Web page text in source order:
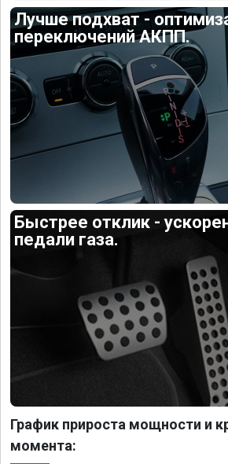
Лучше подхват -
переключений АКПП.
Быстрее отклик -
педали газа.
График прироста мощности и
момента: